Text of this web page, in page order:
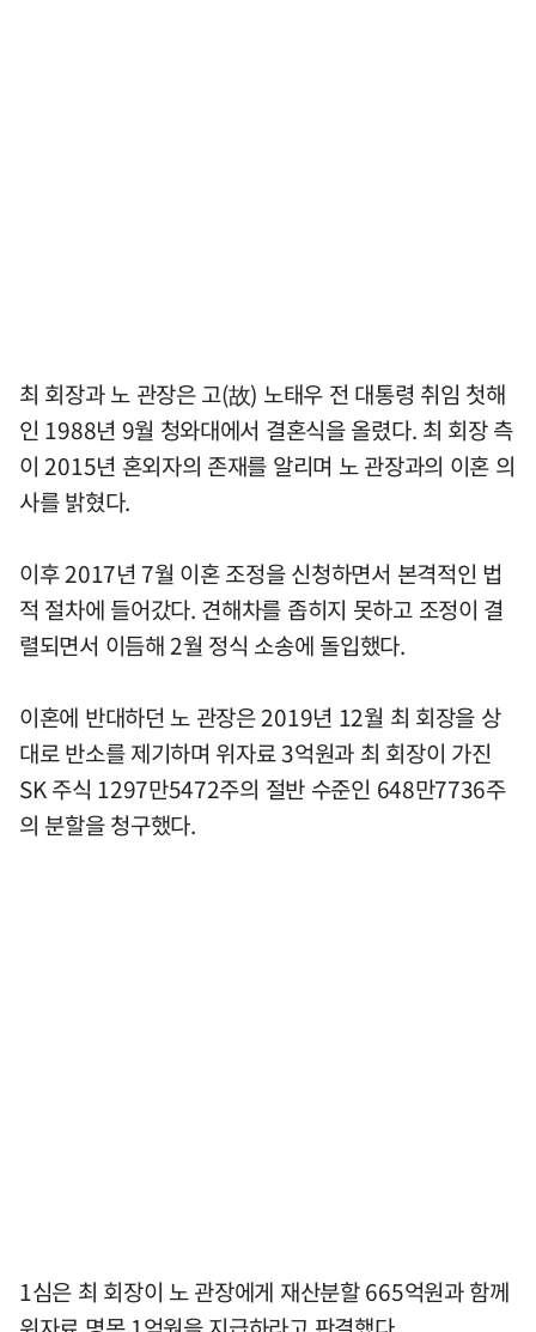
최 회장과 노 관장은 고(故) 노태우 전 대통령 취임 첫해
인 1988년 9월 청와대에서 결혼식을 올렸다. 최 회장 측
이 2015년 혼외자의 존재를 알리며 노 관장과의 이혼 의
사를 밝혔다.
이후 2017년 7월 이혼 조정을 신청하면서 본격적인 법
적 절차에 들어갔다. 견해차를 좁히지 못하고 조정이 결
렬되면서 이듬해 2월 정식 소송에 돌입했다.
이혼에 반대하던 노 관장은 2019년 12월 최 회장을 상
대로 반소를 제기하며 위자료 3억원과 최 회장이 가진
SK 주식 1297만5472주의 절반 수준인 648만7736주
의 분할을 청구했다.
1심은 최 회장이 노 관장에게 재산분할 665억원과 함께